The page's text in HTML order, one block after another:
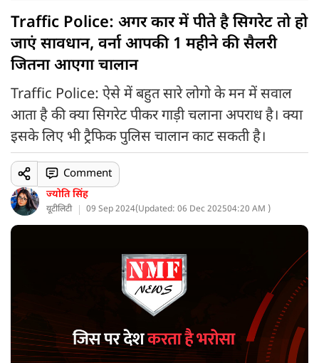
Traffic Police: अगर कार में पीते है सिगरेट तो हो
जाएं सावधान, वर्ना आपकी 1 महीने की सैलरी
जितना आएगा चालान
Traffic Police: ऐसे में बहुत सारे लोगो के मन में सवाल
आता है की क्या सिगरेट पीकर गाड़ी चलाना अपराध है। क्या
इसके लिए भी ट्रैफिक पुलिस चालान काट सकती है।
ज्योति सिंह
यूटीलिटी 09 Sep 2024(Updated: 06 Dec 202504:20 AM )
Comment